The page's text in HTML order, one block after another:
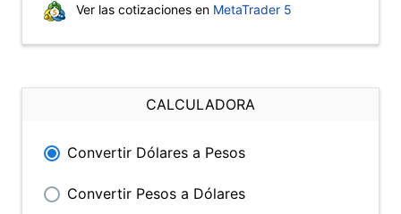
Ver las cotizaciones en MetaTrader 5
CALCULADORA
Convertir Dólares a Pesos
Convertir Pesos a Dólares